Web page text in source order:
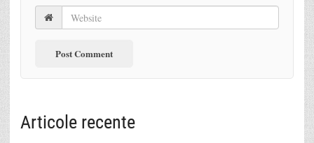
Articole recente